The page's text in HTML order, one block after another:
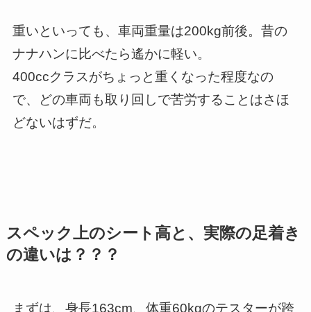
重いといっても、車両重量は200kg前後。昔の
ナナハンに比べたら遙かに軽い。
400ccクラスがちょっと重くなった程度なの
で、どの車両も取り回しで苦労することはさほ
どないはずだ。
スペック上のシート高と、実際の足着き
の違いは？？？
まずは、身長163cm、体重60kgのテスターが跨